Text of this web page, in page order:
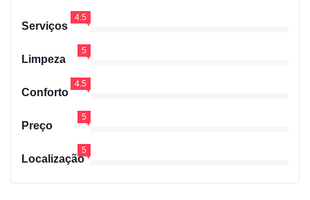
Serviços
4.5
Limpeza
5
Conforto
4.5
Preço
5
Localização
5